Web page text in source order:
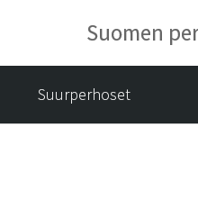
Suomen
Suurperhoset